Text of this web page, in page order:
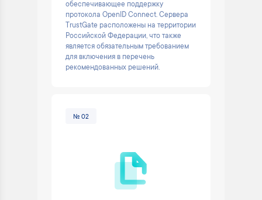
обеспечивающее поддержку
протокола OpenID Connect. Сервера
TrustGate расположены на территории
Российской Федерации, что также
является обязательным требованием
для включения в перечень
рекомендованных решений.
№ 02